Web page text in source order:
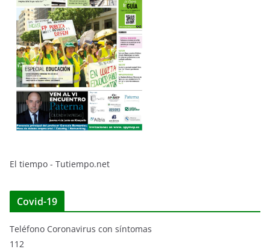
El tiempo - Tutiempo.net
Covid-19
Teléfono Coronavirus con síntomas
112